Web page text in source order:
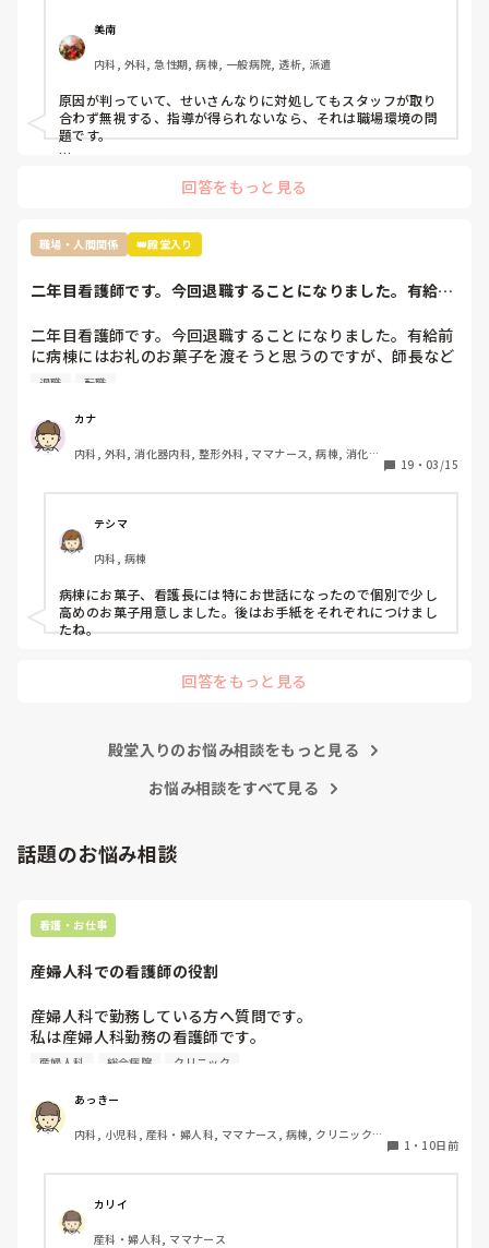
レスとなり体調を崩し、睡眠不足と少し鬱状態な感じで仕事
をしていました。そのせいもあってか先輩に言われたことを
やってなかったりケアレスミスが目立つようになり、もとも
とよく思われてなかったため、この行いからついに見捨てら
れました。
見捨てられたと確信したのは明らかにもう何も指導していた
だけなくなり、詰所で〜さんにはもう無視した。もう教えな
原因は自分だとわかっているのでしょうがないことだとは理
いのかわからなくなりました。
ちなみに私の職場ではすぐ噂は広まるので私のことはほぼ全
今後は今の私の不注意を正し、頑張っていきたいと思ってい
かわからないです。こんな私ですが何かアドバイスいただけ
れば嬉しいです。
美南
内科, 外科, 急性期, 病棟, 一般病院, 透析, 派遣
原因が判っていて、せいさんなりに対処してもスタッフが取り
合わず無視する、指導が得られないなら、それは職場環境の問
題です。
かれているんですよね。
「急性期の病棟で一から学び直す」
く領域を見つけて転職したくなった時に、キャリアが役立つの
ではないかと思います。
の看護師相手に無理な愛想笑いや、ご機嫌取りをしないことで
す。
聞き役に徹して、余計なことを言わず、必要最低限の報告・連
絡・相談だけして、淡々と自分の仕事をこなすようにしてくだ
さい。
わからないことがあったときだけ、周りの看護師に聞いてくだ
さい。
もし無視されたら、それは相手の看護師の職務怠慢ですから、
その時に初めて上司に相談したらいいんです。
まだ一年目なんですから、他の看護師の仕事をフォローする必
ましてや、噂話で他人を陥れるような腐った看護師たちに、な
ぜせいさんが手を貸さないといけないんですか？
正直努力するなら、ご自身の看護師としての成長のために、そ
私のお勧めは、転職して性格的に背伸びをしなくてもよい働き
回答をもっと見る
職場・人間関係 👑殿堂入り
二年目看護師です。今回退職することになりました。有給前
二年目看護師です。今回退職することになりました。有給前
に病棟にはお礼のお菓子を渡そうと思うのですが、師長など
個々へお礼のお菓子を用意するか迷っています。みなさん移
退職 転職
カナ
内科, 外科, 消化器内科, 整形外科, ママナース, 病棟, 消化器
19 ・ 03/15
テシマ
内科, 病棟
病棟にお菓子、看護長には特にお世話になったので個別で少し
高めのお菓子用意しました。後はお手紙をそれぞれにつけまし
たね。
回答をもっと見る
殿堂入りのお悩み相談をもっと見る
お悩み相談をすべて見る
話題のお悩み相談
看護・お仕事
産婦人科での看護師の役割
産婦人科で勤務している方へ質問です。
私は産婦人科勤務の看護師です。
総合病院で勤務していたころは婦人科のオペや切迫早産の患
現在クリニック勤務をしています。
病棟は分娩メイン、外来は妊婦健診や婦人科の方の対応をし
ています。
師がメインで働いています。
分娩以外は看護師対応という感じなんですが
みなさまの産婦人科での看護師の働き方を教えて頂きたいで
産婦人科 総合病院 クリニック
あっきー
内科, 小児科, 産科・婦人科, ママナース, 病棟, クリニック,
1 ・ 10日前
カリイ
産科・婦人科, ママナース